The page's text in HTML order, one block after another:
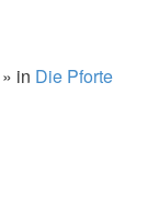
» in Die Pforte